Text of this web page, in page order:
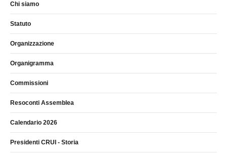
Chi siamo
Statuto
Organizzazione
Organigramma
Commissioni
Resoconti Assemblea
Calendario 2026
Presidenti CRUI - Storia